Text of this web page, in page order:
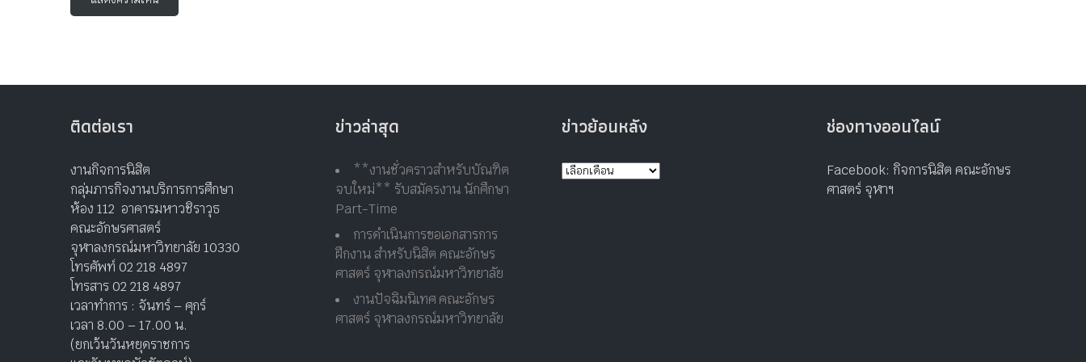
ติดต่อเรา
งานกิจการนิสิต
กลุ่มภารกิจงานบริการการศึกษา
ห้อง 112 อาคารมหาวชิราวุธ
คณะอักษรศาสตร์
จุฬาลงกรณ์มหาวิทยาลัย 10330
โทรศัพท์ 02 218 4897
โทรสาร 02 218 4897
เวลาทำการ : จันทร์ – ศุกร์
เวลา 8.00 – 17.00 น.
(ยกเว้นวันหยุดราชการ
ข่าวล่าสุด
**งานชั่วคราวสำหรับบัณฑิต
จบใหม่** รับสมัครงาน นักศึกษา
Part-Time
การดำเนินการขอเอกสารการ
ฝึกงาน สำหรับนิสิต คณะอักษร
ศาสตร์ จุฬาลงกรณ์มหาวิทยาลัย
งานปัจฉิมนิเทศ คณะอักษร
ศาสตร์ จุฬาลงกรณ์มหาวิทยาลัย
ข่าวย้อนหลัง ช่องทางออนไลน์
Facebook: กิจการนิสิต คณะอักษร
ศาสตร์ จุฬาฯ